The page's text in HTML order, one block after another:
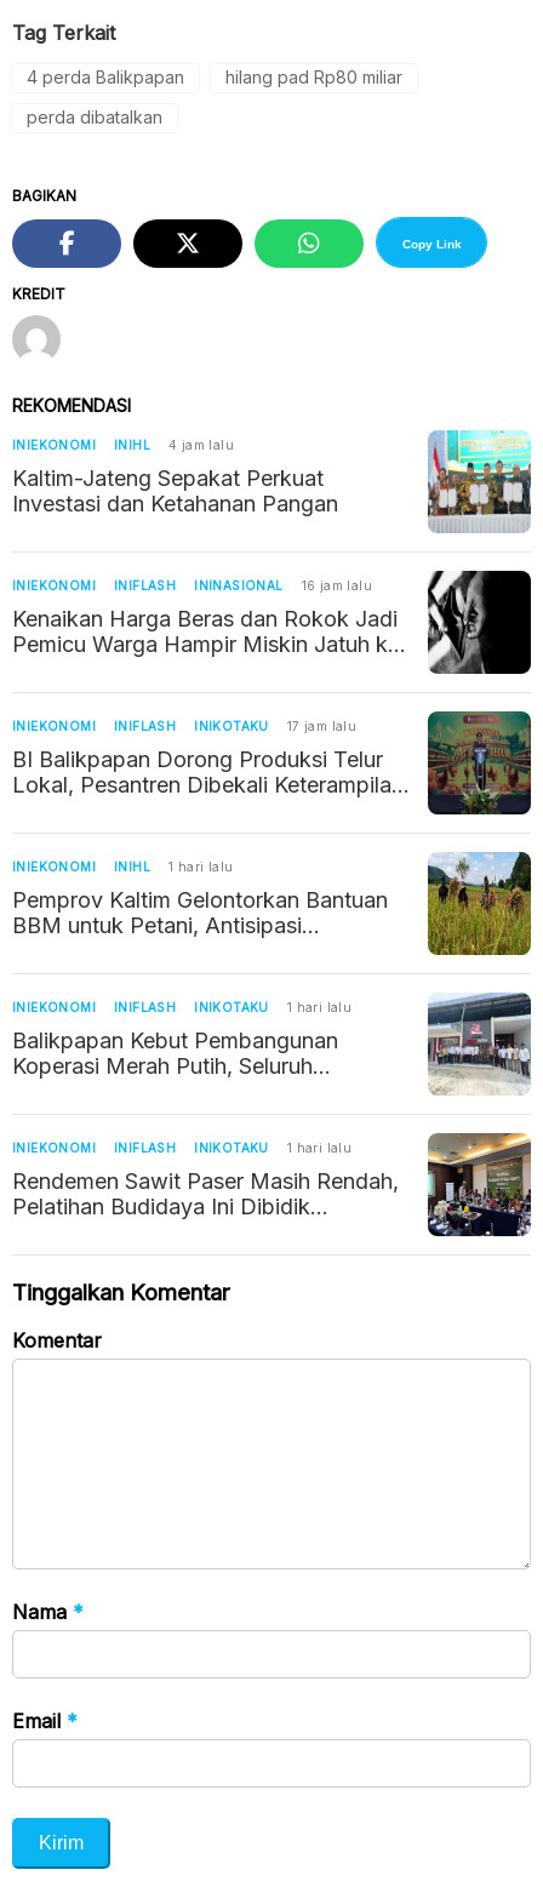
Tag Terkait
4 perda Balikpapan
hilang pad Rp80 miliar
perda dibatalkan
KREDIT
BAGIKAN
Copy Link
REKOMENDASI
INIEKONOMI INIHL 4 jam lalu
Kaltim-Jateng Sepakat Perkuat
Investasi dan Ketahanan Pangan
INIEKONOMI INIFLASH ININASIONAL 16 jam lalu
Kenaikan Harga Beras dan Rokok Jadi
Pemicu Warga Hampir Miskin Jatuh ke
INIEKONOMI INIFLASH INIKOTAKU 17 jam lalu
BI Balikpapan Dorong Produksi Telur
Lokal, Pesantren Dibekali Keterampilan
INIEKONOMI INIHL 1 hari lalu
Pemprov Kaltim Gelontorkan Bantuan
BBM untuk Petani, Antisipasi
INIEKONOMI INIFLASH INIKOTAKU 1 hari lalu
Balikpapan Kebut Pembangunan
Koperasi Merah Putih, Seluruh
Bulan
INIEKONOMI INIFLASH INIKOTAKU 1 hari lalu
Rendemen Sawit Paser Masih Rendah,
Pelatihan Budidaya Ini Dibidik
Tinggalkan Komentar
Komentar
Nama *
Email *